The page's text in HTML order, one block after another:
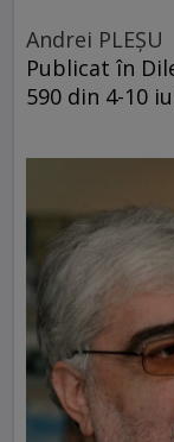
Andrei PLEŞU
Publicat în
590 din 4-10